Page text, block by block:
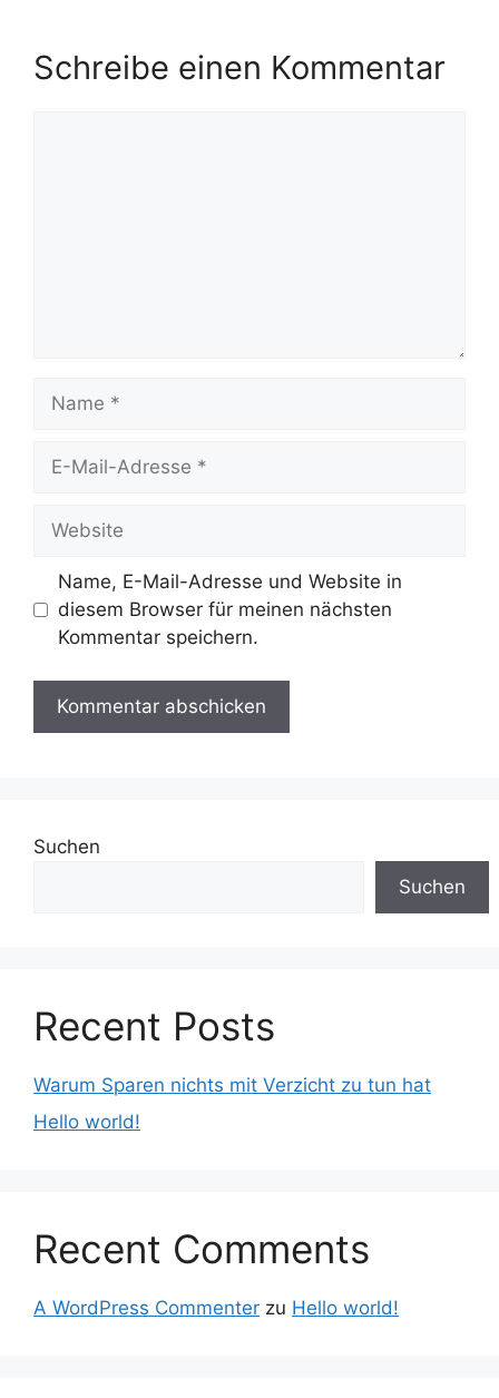
Schreibe einen Kommentar
Name
Website
Name, E-Mail-Adresse und Website in
diesem Browser für meinen nächsten
Kommentar speichern.
Suchen
Suchen
Recent Posts
Warum Sparen nichts mit Verzicht zu tun hat
Hello world!
Recent Comments
A WordPress Commenter zu Hello world!